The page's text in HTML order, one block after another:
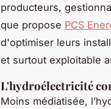
producteurs,
que propose PCS
d'optimiser leurs
et surtout exploitable
L'hydroélectricité
Moins médiatisée,